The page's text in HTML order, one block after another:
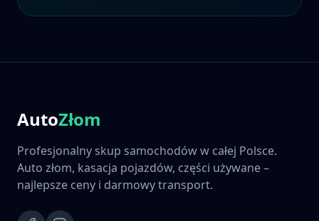
AutoZłom
Profesjonalny skup samochodów w całej Polsce.
Auto złom, kasacja pojazdów, części używane –
najlepsze ceny i darmowy transport.